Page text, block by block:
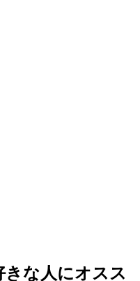
な人にオスス